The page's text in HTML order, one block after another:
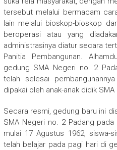
tersebut melalui bermacam
lain melalui bioskop-bioskop
beroperasi atau yang
administrasinya diatur secara
Panitia Pembangunan.
gedung SMA Negeri no. 2
telah selesai
dipakai oleh anak-anak didik
Secara resmi, gedung baru ini
SMA Negeri no. 2 Padang
mulai 17 Agustus 1962, siswa-
telah belajar pada pagi hari di